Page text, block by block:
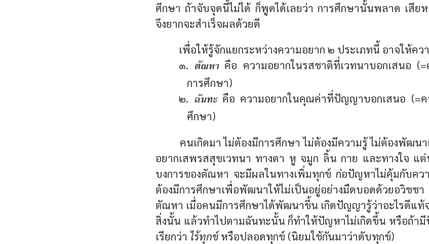
ศึกษา ถ้าจับจุดนี้ไม่ได้ ก็พูดได้เลยว่า การศึกษานั้นพลาด เสีย
จึงยากจะสำเร็จผลด้วยดี
เพื่อให้รู้จักแยกระหว่างความอยาก ๒ ประเภทนี้ อาจให้คว
๑. ตัณหาคือ ความอยากในรสชาติที่เวทนาบอกเสนอ (=
การศึกษา)
๒. ฉันทะคือ ความอยากในคุณค่าที่ปัญญาบอกเสนอ (=คว
ศึกษา)
คนเกิดมา ไม่ต้องมีการศึกษา ไม่ต้องมีความรู้ ไม่ต้องพัฒน
อยากเสพรสสุขเวทนา ทางตา หู จมูก ลิ้น กาย และทางใจ แ
บงการของตัณหา จะมีผลในทางเพิ่มทุกข์ ก่อปัญหาไม่คุ้มกับคว
ต้องมีการศึกษาเพื่อพัฒนาให้ไม่เป็นอยู่อย่างมืดบอดด้วยอวิช
ตัณหา เมื่อคนมีการศึกษาได้พัฒนาขึ้น เกิดปัญญารู้ว่าอะไรดีแท้จ
สิ่งนั้น แล้วทำไปตามฉันทะนั้น ก็ทำให้ปัญหาไม่เกิดขึ้น หรือถ้า
เรียกว่า ไร้ทุกข์หรือปลอดทุกข์ (นิยมใช้กันมาว่าดับทุกข์)